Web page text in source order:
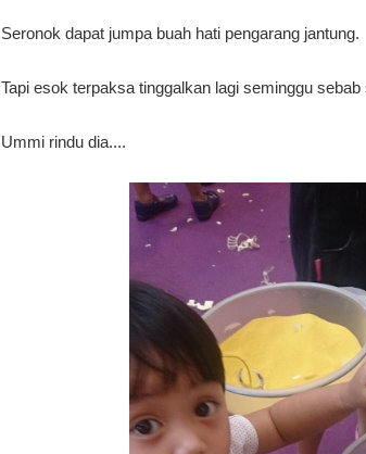
Seronok dapat jumpa buah hati pengarang jantung.
Tapi esok terpaksa tinggalkan lagi seminggu
Ummi rindu dia....